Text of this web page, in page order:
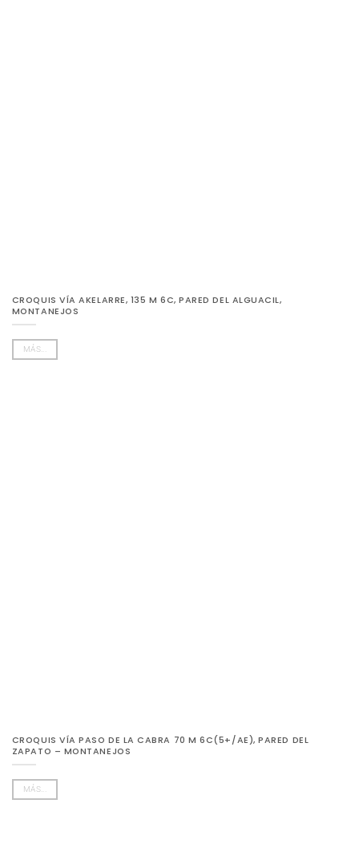
CROQUIS VÍA AKELARRE, 135 M 6C, PARED DEL ALGUACIL,
MONTANEJOS
MÁS...
CROQUIS VÍA PASO DE LA CABRA 70 M 6C(5+/AE), PARED DEL
ZAPATO – MONTANEJOS
MÁS...